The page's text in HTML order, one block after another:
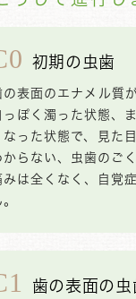
初期の虫歯
の表面のエナメル質
っぽく濁った状態、
なった状態で、見た
からない、虫歯のご
みは全くなく、自覚
歯の表面の虫